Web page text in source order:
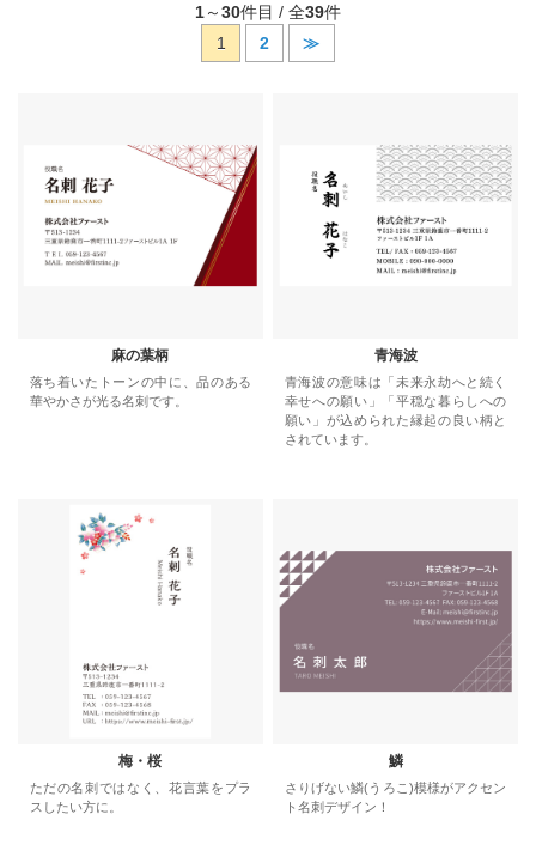
1～30件目 / 全39件
1
2 ≫
麻の葉柄
落ち着いたトーンの中に、品のある
華やかさが光る名刺です。
青海波
青海波の意味は「未来永劫へと続く
幸せへの願い」「平穏な暮らしへの
願い」が込められた縁起の良い柄と
されています。
梅・桜
ただの名刺ではなく、花言葉をプラ
スしたい方に。
鱗
さりげない鱗(うろこ)模様がアクセン
ト名刺デザイン！